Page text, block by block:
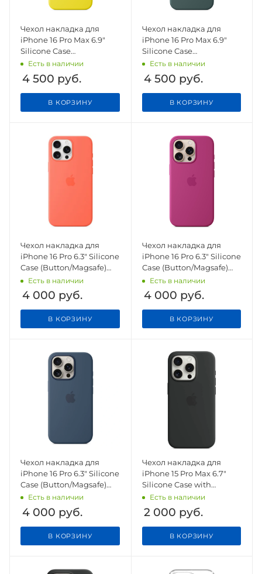
Чехол накладка для
iPhone 16 Pro Max 6.9"
Silicone Case
(Button/Magsafe) Star
Fruit
Есть в наличии
4 500 руб.
В КОРЗИНУ
Чехол накладка для
iPhone 16 Pro Max 6.9"
Silicone Case
(Button/Magsafe) Lake
Green
Есть в наличии
4 500 руб.
В КОРЗИНУ
Чехол накладка для
iPhone 16 Pro 6.3" Silicone
Case (Button/Magsafe)
Tangerine
Есть в наличии
4 000 руб.
В КОРЗИНУ
Чехол накладка для
iPhone 16 Pro 6.3" Silicone
Case (Button/Magsafe)
Fuchsia
Есть в наличии
4 000 руб.
В КОРЗИНУ
Чехол накладка для
iPhone 16 Pro 6.3" Silicone
Case (Button/Magsafe)
Denim
Есть в наличии
4 000 руб.
В КОРЗИНУ
Чехол накладка для
iPhone 15 Pro Max 6.7"
Silicone Case with
Magsafe
Есть в наличии
2 000 руб.
В КОРЗИНУ